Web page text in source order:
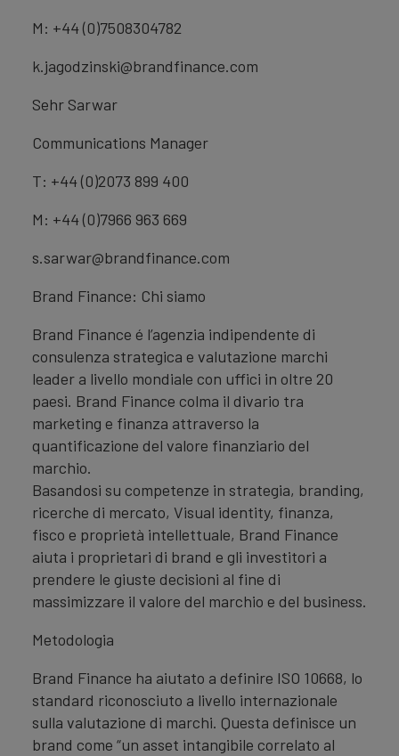
M: +44 (0)7508304782
k.jagodzinski@brandfinance.com
Sehr Sarwar
Communications Manager
T: +44 (0)2073 899 400
M: +44 (0)7966 963 669
s.sarwar@brandfinance.com
Brand Finance: Chi siamo
Brand Finance é l’agenzia indipendente di
consulenza strategica e valutazione marchi
leader a livello mondiale con uffici in oltre 20
paesi. Brand Finance colma il divario tra
marketing e finanza attraverso la
quantificazione del valore finanziario del
marchio.
Basandosi su competenze in strategia, branding,
ricerche di mercato, Visual identity, finanza,
fisco e proprietà intellettuale, Brand Finance
aiuta i proprietari di brand e gli investitori a
prendere le giuste decisioni al fine di
massimizzare il valore del marchio e del business.
Metodologia
Brand Finance ha aiutato a definire ISO 10668, lo
standard riconosciuto a livello internazionale
sulla valutazione di marchi. Questa definisce un
brand come “un asset intangibile correlato al